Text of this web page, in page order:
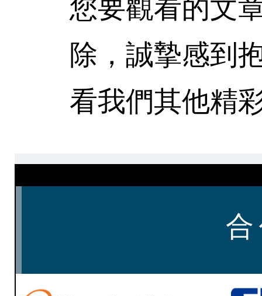
您要觀看的文
除，誠摯感到
看我們其他精
合